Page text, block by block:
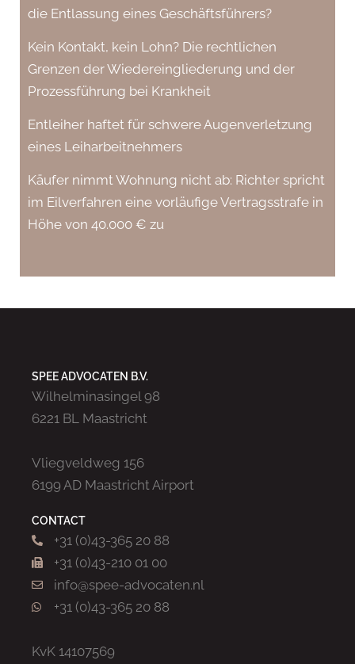
die Entlassung eines Geschäftsführers?
Kein Kontakt, kein Lohn? Die rechtlichen
Grenzen der Wiedereingliederung und der
Prozessführung bei Krankheit
Entleiher haftet für schwere Augenverletzung
eines Leiharbeitnehmers
Käufer nimmt Wohnung nicht ab: Richter spricht
im Eilverfahren eine vorläufige Vertragsstrafe in
Höhe von 40.000 € zu
SPEE ADVOCATEN B.V.
Wilhelminasingel 98
6221 BL Maastricht
Vliegveldweg 156
6199 AD Maastricht Airport
CONTACT
+31 (0)43-365 20 88
+31 (0)43-210 01 00
info@spee-advocaten.nl
+31 (0)43-365 20 88
KvK 14107569